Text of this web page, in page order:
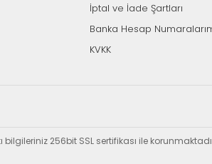
İptal ve İade Şartları
Banka Hesap
KVKK
256bit SSL sertifikası ile